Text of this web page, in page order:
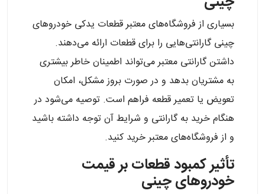
بسیاری از فروشگاه‌های معتبر قطعات یدکی خودروهای
چینی گارانتی‌هایی را برای قطعات ارائه می‌دهند.
داشتن گارانتی معتبر می‌تواند اطمینان خاطر بیشتری
به مشتریان بدهد و در صورت بروز مشکل، امکان
تعویض یا تعمیر قطعه فراهم است. توصیه می‌شود در
هنگام خرید به گارانتی و شرایط آن توجه داشته باشید
و از فروشگاه‌های معتبر خرید کنید.
تأثیر کمبود قطعات بر قیمت
خودروهای چینی